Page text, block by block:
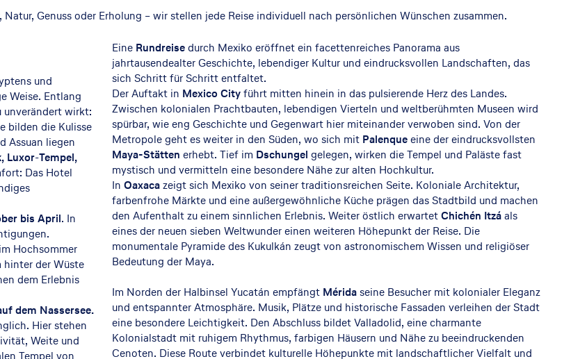
Natur, Genuss oder Erholung – wir stellen jede Reise individuell nach persönlichen Wünschen zusammen.
und
Weise. Entlang
unverändert wirkt:
bilden die Kulisse
Assuan liegen
Luxor-Tempel,
Das Hotel
bis April. In
Hochsommer
hinter der Wüste
dem Erlebnis
dem Nassersee.
Hier stehen
Weite und
Tempel von
Eine Rundreisedurch Mexiko eröffnet ein facettenreiches Panorama aus
jahrtausendealter Geschichte, lebendiger Kultur und eindrucksvollen Landschaften, das
sich Schritt für Schritt entfaltet.
Der Auftakt in Mexico Cityführt mitten hinein in das pulsierende Herz des Landes.
Zwischen kolonialen Prachtbauten, lebendigen Vierteln und weltberühmten Museen wird
spürbar, wie eng Geschichte und Gegenwart hier miteinander verwoben sind. Von der
Metropole geht es weiter in den Süden, wo sich mit Palenqueeine der eindrucksvollsten
Maya-Stätten erhebt. Tief im Dschungel gelegen, wirken die Tempel und Paläste fast
mystisch und vermitteln eine besondere Nähe zur alten Hochkultur.
In Oaxacazeigt sich Mexiko von seiner traditionsreichen Seite. Koloniale Architektur,
farbenfrohe Märkte und eine außergewöhnliche Küche prägen das Stadtbild und machen
den Aufenthalt zu einem sinnlichen Erlebnis. Weiter östlich erwartetChichén Itzáals
eines der neuen sieben Weltwunder einen weiteren Höhepunkt der Reise. Die
monumentale Pyramide des Kukulkán zeugt von astronomischem Wissen und religiöser
Bedeutung der Maya.
Im Norden der Halbinsel Yucatán empfängt Méridaseine Besucher mit kolonialer Eleganz
und entspannter Atmosphäre. Musik, Plätze und historische Fassaden verleihen der Stadt
eine besondere Leichtigkeit. Den Abschluss bildet Valladolid, eine charmante
Kolonialstadt mit ruhigem Rhythmus, farbigen Häusern und Nähe zu beeindruckenden
Cenoten. Diese Route verbindet kulturelle Höhepunkte mit landschaftlicher Vielfalt und